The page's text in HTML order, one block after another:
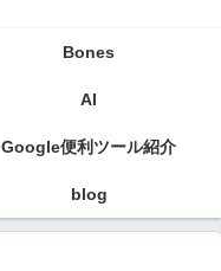
Bones
AI
Google便利ツール紹介
blog